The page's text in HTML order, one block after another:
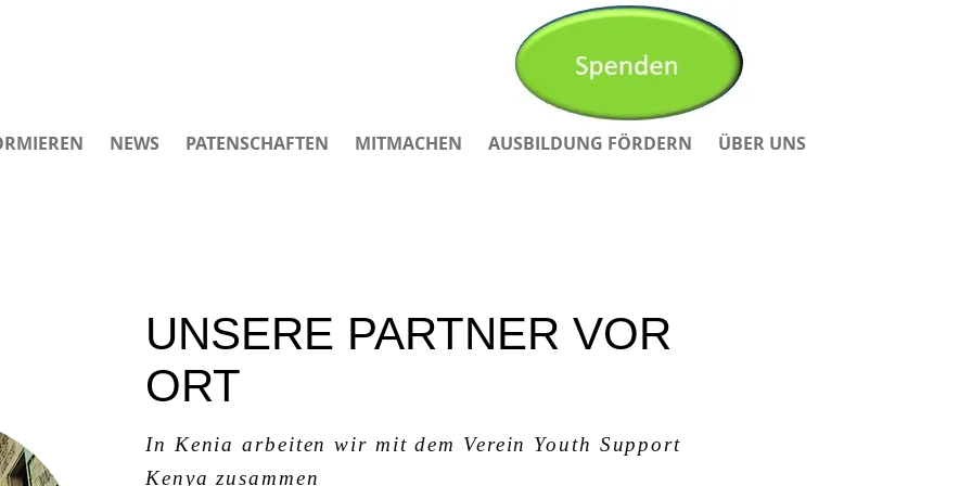
NEWS PATENSCHAFTEN MITMACHEN AUSBILDUNG FÖRDERN ÜBER UNS
UNSERE PARTNER VOR
ORT
In Kenia arbeiten wir mit dem Verein Youth Support
Kenya zusammen